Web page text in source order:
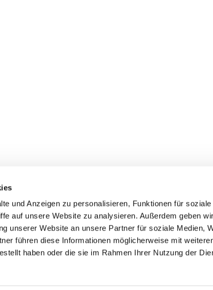
und Anzeigen zu personalisieren, Funktionen für soziale
auf unsere Website zu analysieren. Außerdem geben wir
unserer Website an unsere Partner für soziale Medien,
führen diese Informationen möglicherweise mit
haben oder die sie im Rahmen Ihrer Nutzung der
Greifswald · Bahnhofstr. 15, 17489 Greifswald+49 3834
Kontaktinformationen
Impressum
Hinweisgebersystem